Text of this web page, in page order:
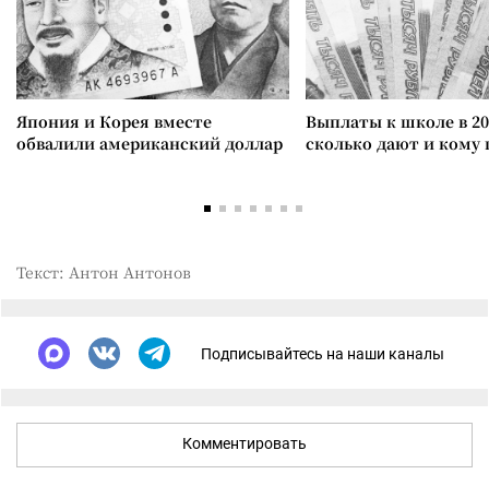
Япония и Корея вместе
обвалили американский доллар
Выплаты к школе в
сколько дают и
Текст: Антон Антонов
Подписывайтесь на наши каналы
Комментировать